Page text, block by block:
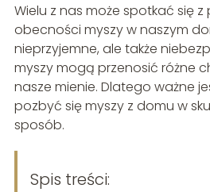
Wielu z nas może spotkać się
obecności myszy w naszym
nieprzyjemne, ale także
myszy mogą przenosić różne
nasze mienie. Dlatego ważne
pozbyć się myszy z domu w
sposób.
Spis treści: